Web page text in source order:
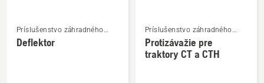
viac
podrobností
Príslušenstvo záhradného
traktora
Deflektor
viac
podrobností
Príslušenstvo záhradného
traktora
Protizávažie pre
traktory CT a CTH